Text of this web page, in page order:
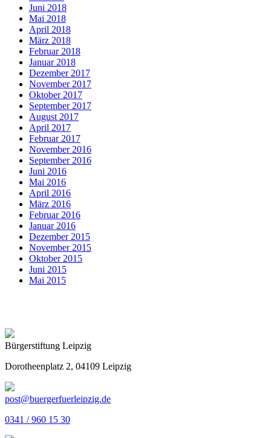
Juni 2018
Mai 2018
April 2018
März 2018
Februar 2018
Januar 2018
Dezember 2017
November 2017
Oktober 2017
September 2017
August 2017
April 2017
Februar 2017
November 2016
September 2016
Juni 2016
Mai 2016
April 2016
März 2016
Februar 2016
Januar 2016
Dezember 2015
November 2015
Oktober 2015
Juni 2015
Mai 2015
Bürgerstiftung Leipzig
Dorotheenplatz 2, 04109 Leipzig
post@buergerfuerleipzig.de
0341 / 960 15 30